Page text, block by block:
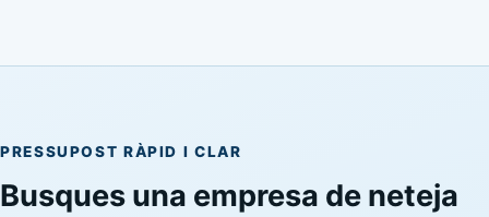
PRESSUPOST RÀPID I CLAR
Busques una empresa de neteja